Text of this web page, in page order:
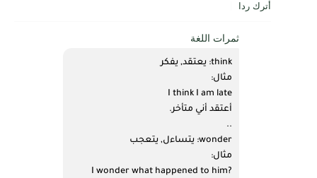
أترك ردا
ثمرات اللغة
think: يعتقد, يفكر
مثال:
I think I am late
أعتقد أني متأخر.
..
wonder: يتساءل, يتعجب
مثال:
?I wonder what happened to him